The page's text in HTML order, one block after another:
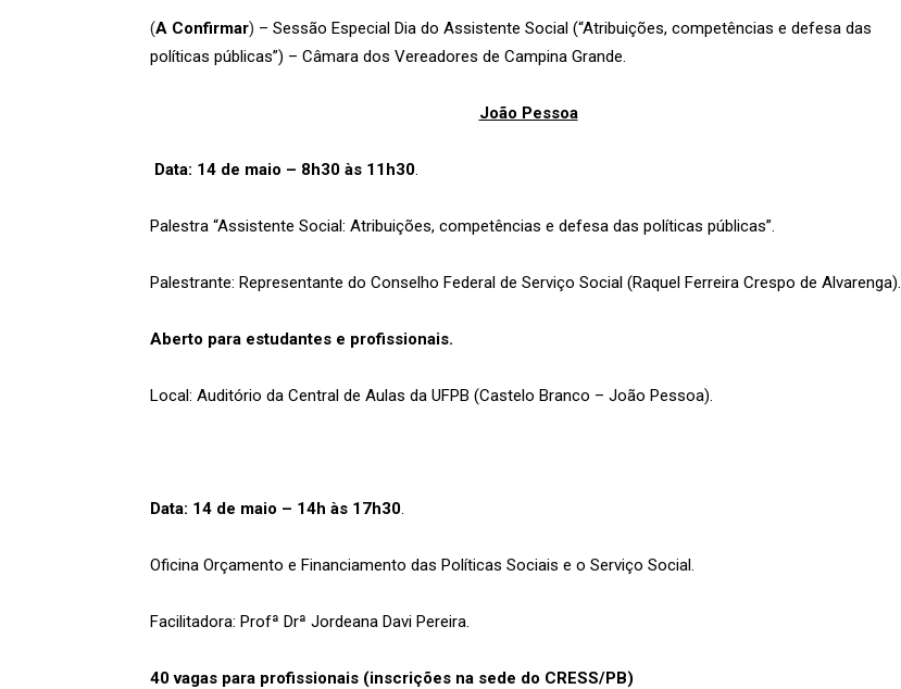
(A Confirmar) – Sessão Especial Dia do Assistente Social (“Atribuições, competências e defesa das
políticas públicas”) – Câmara dos Vereadores de Campina Grande.
João Pessoa
Data: 14 de maio – 8h30 às 11h30.
Palestra “Assistente Social: Atribuições, competências e defesa das políticas públicas”.
Palestrante: Representante do Conselho Federal de Serviço Social (Raquel Ferreira Crespo de Alvarenga).
Aberto para estudantes e profissionais.
Local: Auditório da Central de Aulas da UFPB (Castelo Branco – João Pessoa).
Data: 14 de maio – 14h às 17h30.
Oficina Orçamento e Financiamento das Políticas Sociais e o Serviço Social.
Facilitadora: Profª Drª Jordeana Davi Pereira.
40 vagas para profissionais (inscrições na sede do CRESS/PB)